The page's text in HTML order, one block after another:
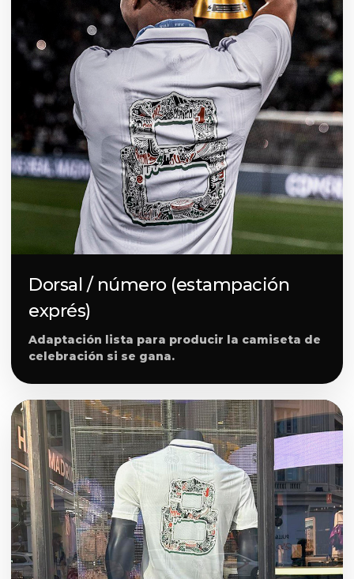
Dorsal / número (estampación
exprés)
Adaptación lista para producir la camiseta de
celebración si se gana.